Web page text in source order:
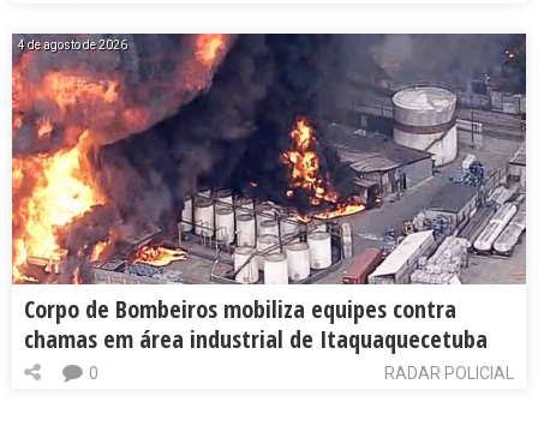
4 de agosto de 2026
Corpo de Bombeiros mobiliza equipes contra
chamas em área industrial de Itaquaquecetuba
RADAR POLICIAL
0